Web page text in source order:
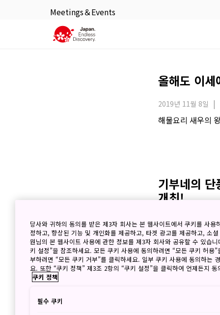
Meetings＆Events
올해도 이
2019년 11월 8일
해물요리 새우의
기부네의
개최!
2019년 11월 1일
기부네의 단풍을
11월 24일까지 개
올해도 「
당사와 귀하의 동의를 받은 제3자 회사는 본 웹사이트에서 쿠키를 사용
정하고, 향상된 기능 및 개인화를 제공하고, 타겟 광고를 제공하고, 소
원님의 본 웹사이트 사용에 관한 정보를 제3자 회사와 공유할 수 있습
키 설정”을 참조하세요. 모든 쿠키 사용에 동의하려면 “모든 쿠키 허용
부하려면 “모든 쿠키 거부”를 클릭하세요. 일부 쿠키 사용에 동의하는
요. 또한 “쿠키 정책” 제3조 2항의 “쿠키 설정”을 클릭하여 언제든지
쿠키 정책
필수 쿠키